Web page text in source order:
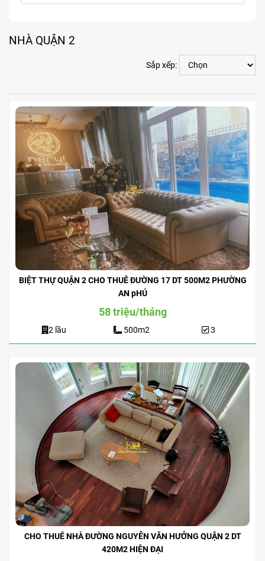
NHÀ QUẬN 2
Sắp xếp:
BIỆT THỰ QUẬN 2 CHO THUÊ ĐƯỜNG 17 DT 500M2 PHƯỜNG
AN pHÚ
58 triệu/tháng
2 lầu 500m2 3
CHO THUÊ NHÀ ĐƯỜNG NGUYỄN VĂN HƯỞNG QUẬN 2 DT
420M2 HIỆN ĐẠI